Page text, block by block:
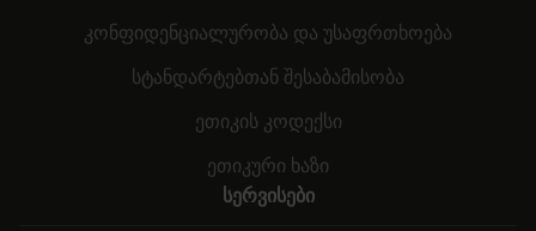
კონფიდენციალურობა და უსაფრთხოება
სტანდარტებთან შესაბამისობა
ეთიკის კოდექსი
ეთიკური ხაზი
სერვისები